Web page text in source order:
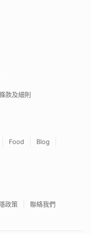
款及細則
Food
Blog
政策 聯絡我們